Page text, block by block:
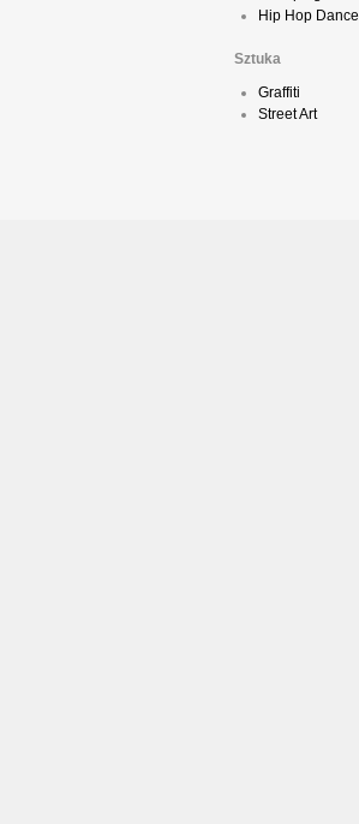
Hip Hop Dance
Sztuka
Graffiti
Street Art